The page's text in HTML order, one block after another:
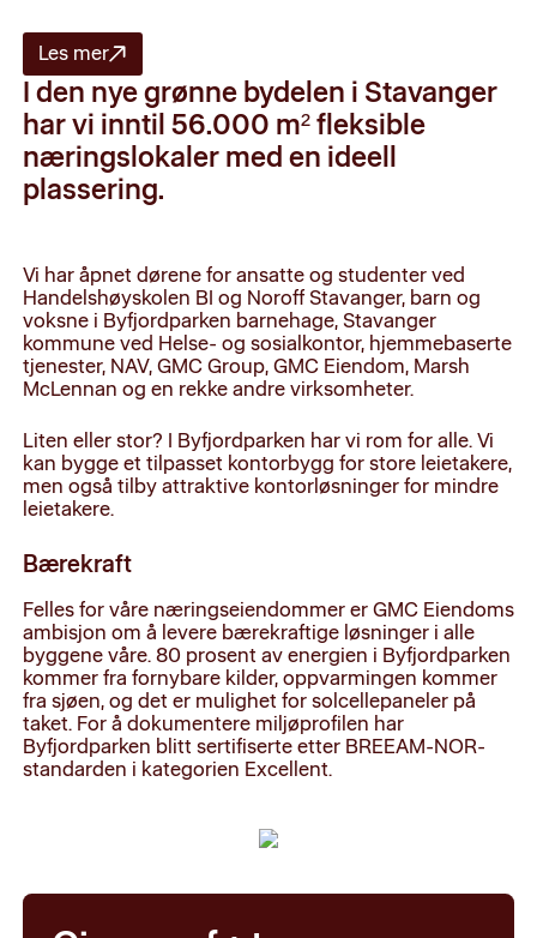
Les mer
I den nye grønne bydelen i Stavanger
har vi inntil 56.000 m² fleksible
næringslokaler med en ideell
plassering.
Vi har åpnet dørene for ansatte og studenter ved
Handelshøyskolen BI og Noroff Stavanger, barn og
voksne i Byfjordparken barnehage, Stavanger
kommune ved Helse- og sosialkontor, hjemmebaserte
tjenester, NAV, GMC Group, GMC Eiendom, Marsh
McLennan og en rekke andre virksomheter.
Liten eller stor? I Byfjordparken har vi rom for alle. Vi
kan bygge et tilpasset kontorbygg for store leietakere,
men også tilby attraktive kontorløsninger for mindre
leietakere.
Bærekraft
Felles for våre næringseiendommer er GMC Eiendoms
ambisjon om å levere bærekraftige løsninger i alle
byggene våre. 80 prosent av energien i Byfjordparken
kommer fra fornybare kilder, oppvarmingen kommer
fra sjøen, og det er mulighet for solcellepaneler på
taket. For å dokumentere miljøprofilen har
Byfjordparken blitt sertifiserte etter BREEAM-NOR-
standarden i kategorien Excellent.